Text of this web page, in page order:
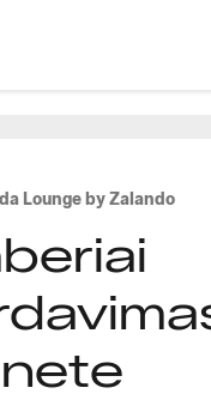
Lounge by Zalando